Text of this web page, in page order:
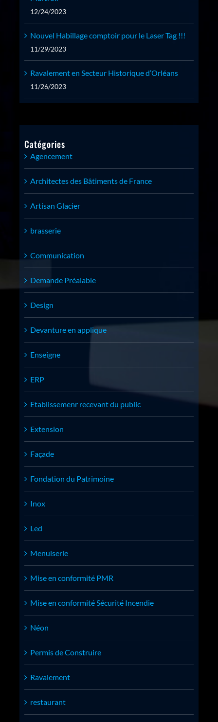
12/24/2023
Nouvel Habillage comptoir pour le Laser Tag !!!
11/29/2023
Ravalement en Secteur Historique d’Orléans
11/26/2023
Catégories
Agencement
Architectes des Bâtiments de France
Artisan Glacier
brasserie
Communication
Demande Préalable
Design
Devanture en applique
Enseigne
ERP
Etablissemenr recevant du public
Extension
Façade
Fondation du Patrimoine
Inox
Led
Menuiserie
Mise en conformité PMR
Mise en conformité Sécurité Incendie
Néon
Permis de Construire
Ravalement
restaurant